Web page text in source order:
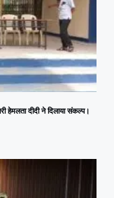
हेमलता दीदी ने दिलाया संकल्प।